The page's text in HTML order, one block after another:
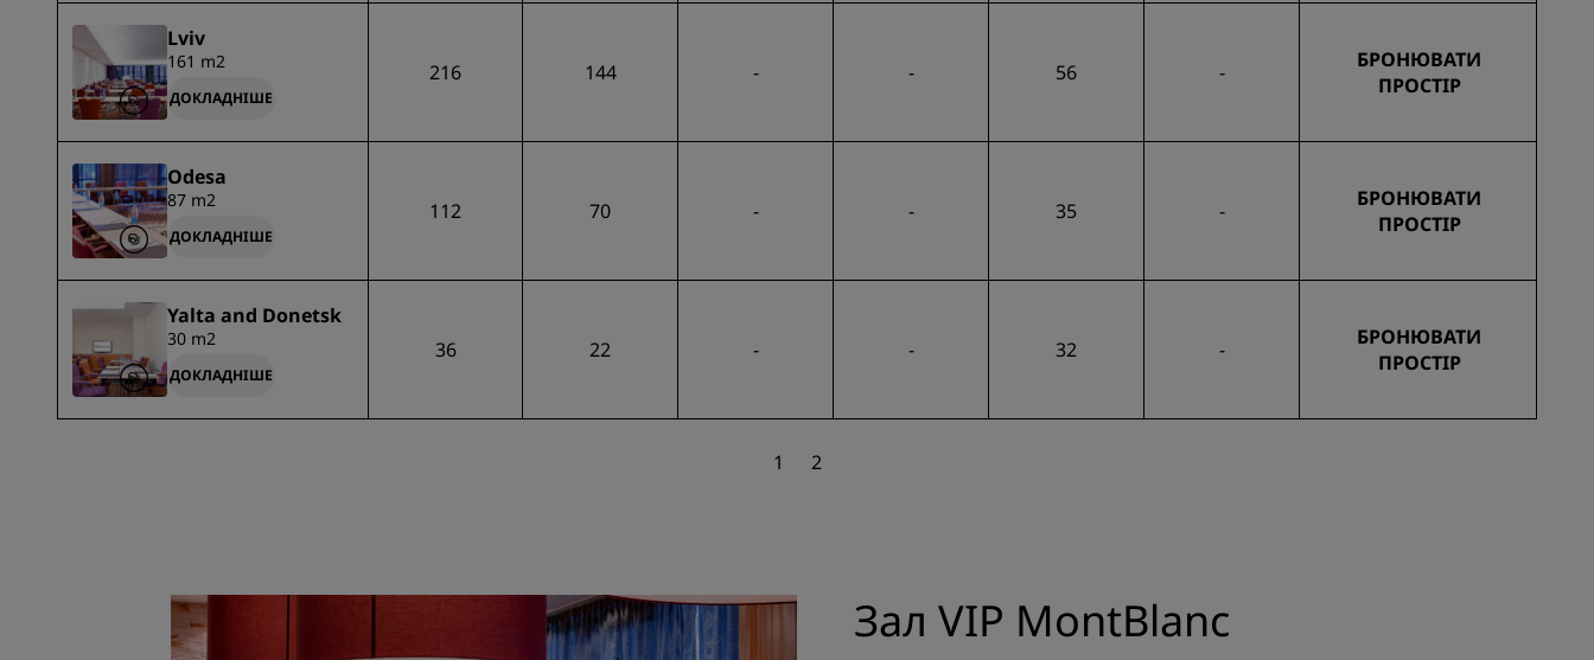
Lviv
161 m2
ДОКЛАДНІШЕ
216 144 - - 56 -
БРОНЮВАТИ
ПРОСТІР
Odesa
87 m2
ДОКЛАДНІШЕ
112 70 - - 35 -
БРОНЮВАТИ
ПРОСТІР
Yalta and Donetsk
30 m2
ДОКЛАДНІШЕ
36 22 - - 32 -
БРОНЮВАТИ
ПРОСТІР
1 2
Зал VIP MontBlanc